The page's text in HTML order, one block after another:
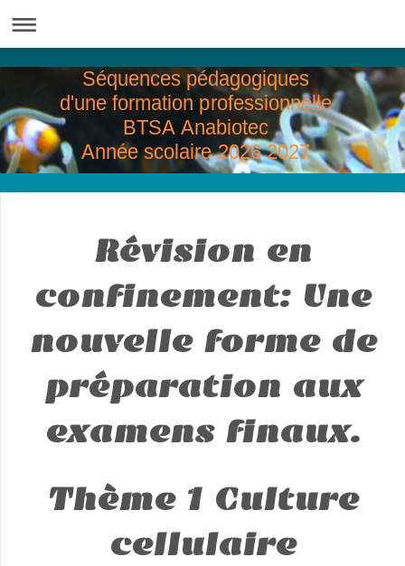
Séquences pédagogiques
d'une formation professionnelle
BTSA Anabiotec
Année scolaire 2026 2027
Révision en
confinement: Une
nouvelle forme de
préparation aux
examens finaux.
Thème 1 Culture
cellulaire